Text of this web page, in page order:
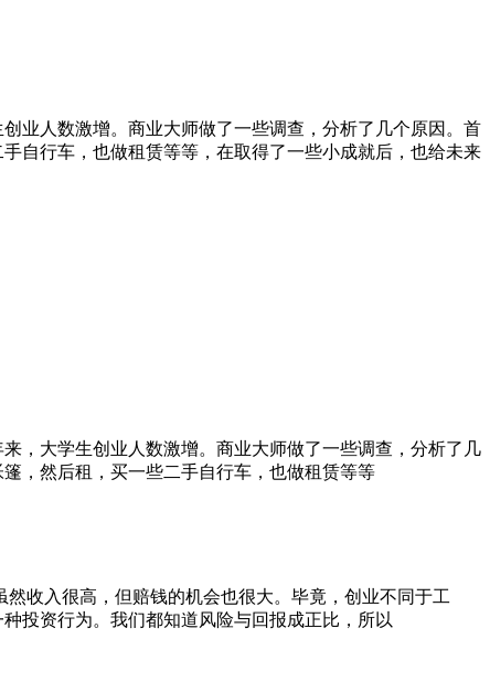
业人数激增。商业大师做了一些调查，分析了几个原因。首
自行车，也做租赁等等，在取得了一些小成就后，也给未来
，大学生创业人数激增。商业大师做了一些调查，分析了几
，然后租，买一些二手自行车，也做租赁等等
收入很高，但赔钱的机会也很大。毕竟，创业不同于工
投资行为。我们都知道风险与回报成正比，所以